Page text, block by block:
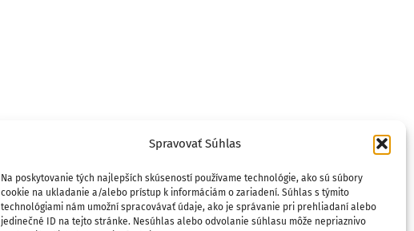
Spravovať Súhlas
Na poskytovanie tých najlepších skúseností používame technológie, ako sú súbory
cookie na ukladanie a/alebo prístup k informáciám o zariadení. Súhlas s týmito
technológiami nám umožní spracovávať údaje, ako je správanie pri prehliadaní alebo
jedinečné ID na tejto stránke. Nesúhlas alebo odvolanie súhlasu môže nepriaznivo